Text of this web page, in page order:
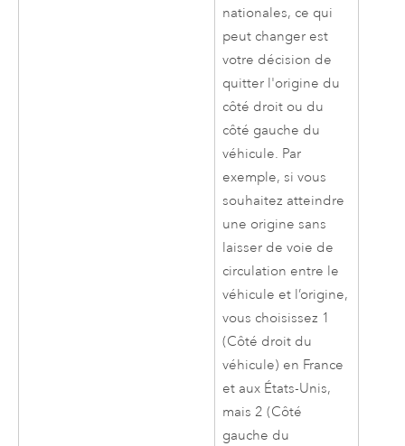
nationales, ce qui
peut changer est
votre décision de
quitter l'origine du
côté droit ou du
côté gauche du
véhicule. Par
exemple, si vous
souhaitez atteindre
une origine sans
laisser de voie de
circulation entre le
véhicule et l’origine,
vous choisissez 1
(Côté droit du
véhicule) en France
et aux États-Unis,
mais 2 (Côté
gauche du